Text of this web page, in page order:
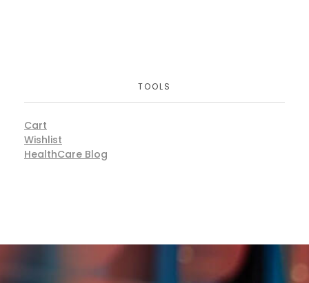
TOOLS
Cart
Wishlist
HealthCare Blog